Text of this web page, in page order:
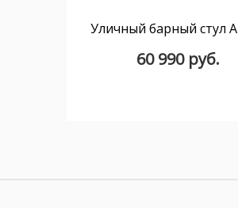
60 990 руб.